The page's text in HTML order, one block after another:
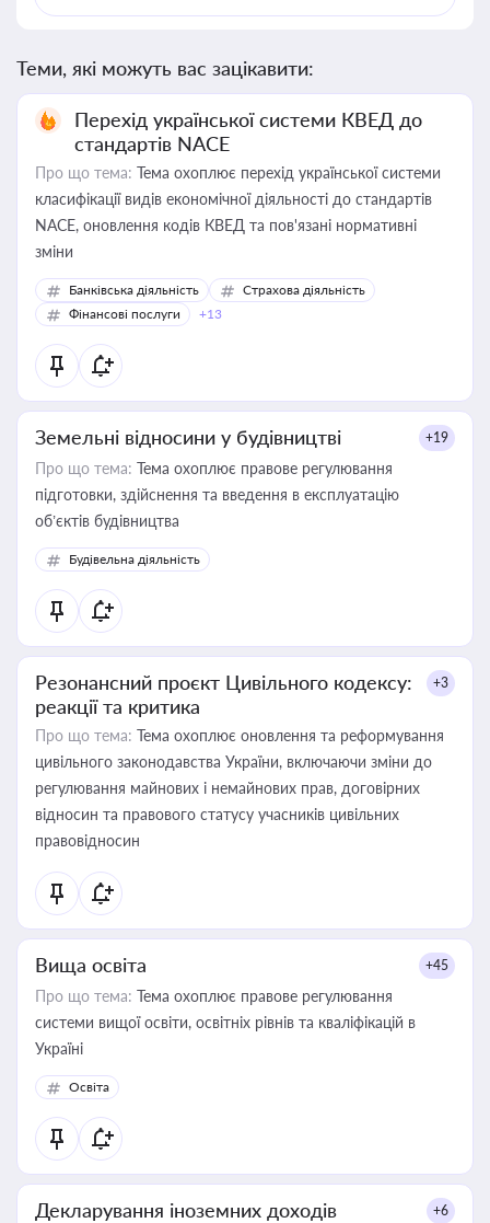
Теми, які можуть вас зацікавити:
Перехід української системи КВЕД до
стандартів NACE
Про що тема: Тема охоплює перехід української системи
класифікації видів економічної діяльності до стандартів
NACE, оновлення кодів КВЕД та пов'язані нормативні
зміни
Банківська діяльність
Страхова діяльність
Фінансові послуги
+13
Земельні відносини у будівництві +19
Про що тема: Тема охоплює правове регулювання
підготовки, здійснення та введення в експлуатацію
об’єктів будівництва
Будівельна діяльність
Резонансний проєкт Цивільного кодексу:
реакції та критика
+3
Про що тема: Тема охоплює оновлення та реформування
цивільного законодавства України, включаючи зміни до
регулювання майнових і немайнових прав, договірних
відносин та правового статусу учасників цивільних
правовідносин
Вища освіта +45
Про що тема: Тема охоплює правове регулювання
системи вищої освіти, освітніх рівнів та кваліфікацій в
Україні
Освіта
Декларування іноземних доходів +6